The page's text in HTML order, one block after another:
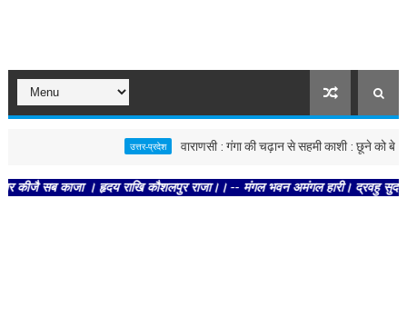
वाराणसी : गंगा की चढ़ान से सहमी काशी : छूने को बेताब खतरे की
। हृदय राखि कौशलपुर राजा।। -- मंगल भवन अमंगल हारी। द्रवहु सुदसरथ अजिर